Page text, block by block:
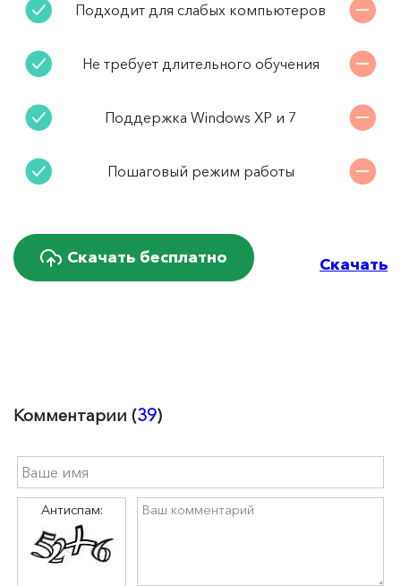
Подходит для слабых компьютеров
Не требует длительного обучения
Поддержка Windows XP и 7
Пошаговый режим работы
Скачать бесплатно Скачать
Комментарии (39)
Антиспам: